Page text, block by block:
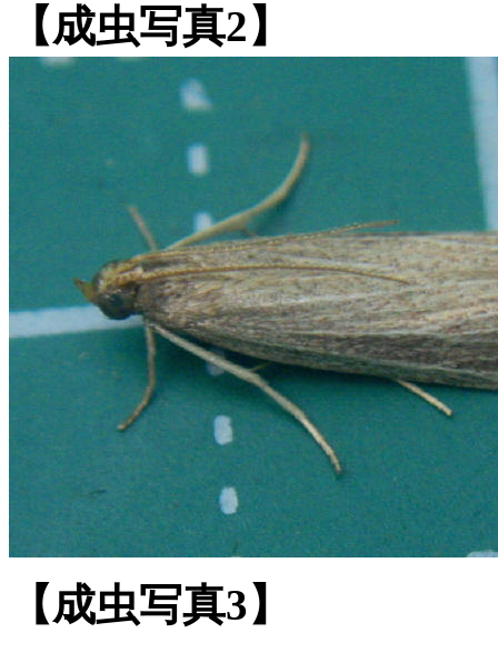
【成虫写真2】
【成虫写真3】